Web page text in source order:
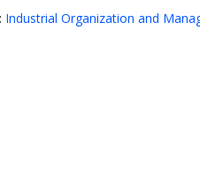
Industrial Organization and